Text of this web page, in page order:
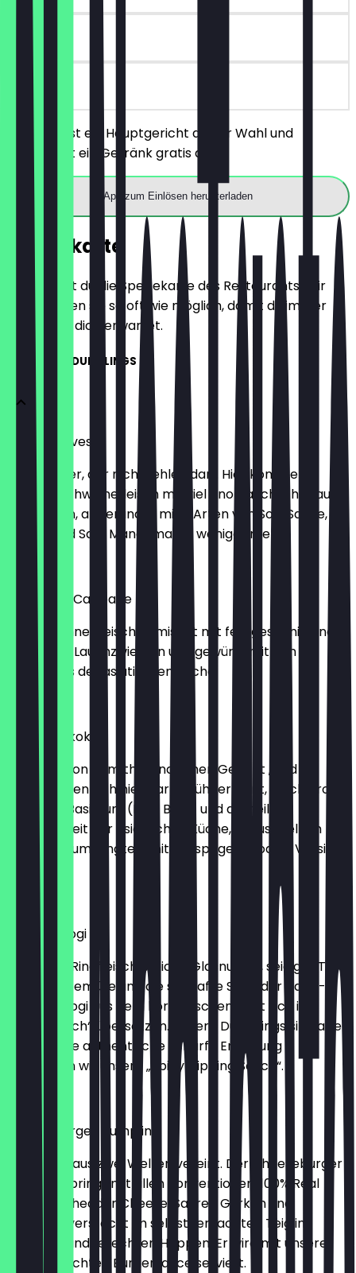
Du bestellst ein Hauptgericht deiner Wahl und
bekommst ein Getränk gratis dazu.
App zum Einlösen herunterladen
Speisekarte
Hier findest du die Speisekarte des Restaurants. Wir
aktualisieren sie so oft wie möglich, damit du immer
weißt, was dich erwartet.
HANDMADE DUMPLINGS
Pork & Chives
Ein Klassiker, der nicht fehlen darf. Hier kommen
saftiges Schweinefleisch mit viel Knoblauchschittlauch
zusammen, abgerundet mit 2 Arten von Soja Sauce,
Ingwer und Salz. Manchmal ist weniger mehr.
€ 7,60
Chicken & Cabbage
Zartes Hühnerfleisch gemischt mit fein geschnittenem
Chinakohl, Lauchzwiebeln und gewürzt mit den
Superstars der asiatischen Küche.
€ 7,60
Holy Bangkok
Inspiriert von dem thailändischen Gericht „Pad Ka
Proo“, küssen sich hier, zarte Hühnerbrust, frische rote
Chili, Thai Basilikum (Holy Basil) und die heilige
Dreisößigkeit der asiatischen Küche, gekuschelt im
weichen Dumplingteig mit knusprigem Boden. Vorsicht
Spicy!
€ 7,60
Beef-Bulgogi
Saftig ges Rindfleisch, weiche Glasnudeln, seidiger Tofu,
leckeres Gemüse und die süßhafte Süße der Nashi-
Birne. Bulgogi aus dem koreanischen lässt sich in
„Feuerfleisch“ übersetzen. Unsere Dumplings sind aber
mild. Für die authentische scharfe Erfahrung
empfehlen wir unsere „Spicy Dipping Sauce“.
Cheeseburger Dumpling
Das Beste aus zwei Welten vereint. Der Cheeseburger
Dumpling bringt mit allen Konventionen. 100% Real
Beef mit Cheddar Cheese, Sauren Gurken und
Zwiebeln, versteckt im selbstgemachten Teig in
kleinen mundgerechten Happen. Er wird mit unserer
hausgemachten Burgersauce serviert.